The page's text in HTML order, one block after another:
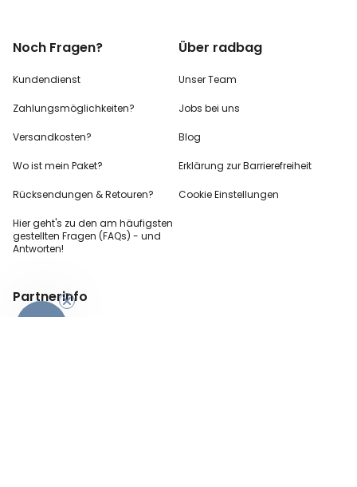
Noch Fragen?
Kundendienst
Zahlungsmöglichkeiten?
Versandkosten?
Wo ist mein Paket?
Rücksendungen & Retouren?
Hier geht's zu den am häufigsten
gestellten Fragen (FAQs) - und
Antworten!
Über radbag
Unser Team
Jobs bei uns
Blog
Erklärung zur Barrierefreiheit
Cookie Einstellungen
Partnerinfo